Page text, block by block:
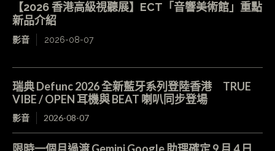
【2026 香港高級視聽展】ECT「音響美術館」重點
新品介紹
影音 2026-08-07
瑞典 Defunc 2026 全新藍牙系列登陸香港 TRUE
VIBE / OPEN 耳機與 BEAT 喇叭同步登場
影音 2026-08-07